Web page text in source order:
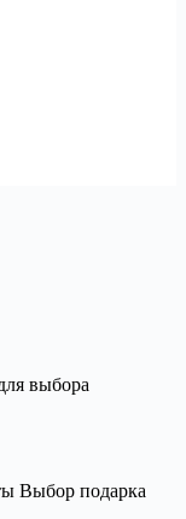
выбора
Выбор подарка